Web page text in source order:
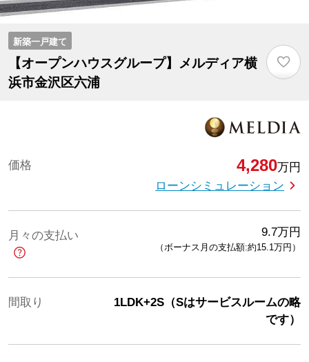
新築一戸建て
【オープンハウスグループ】メルディア横
浜市金沢区六浦
♡
価格 4,280万円
ローンシミュレーション
月々の支払い 9.7万円
（ボーナス月の支払額:約15.1万円 ）
間取り
1LDK+2S（Sはサービスルームの略
です）